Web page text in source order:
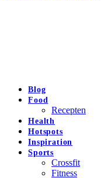
Blog
Food
Recepten
Health
Hotspots
Inspiration
Sports
Crossfit
Fitness